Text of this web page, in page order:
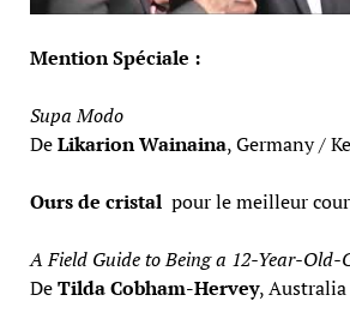
Mention Spéciale :
Supa Modo
DeLikarion Wainaina, Germany /
Ours de cristal pour le meilleur
A Field Guide to Being a 12-Year-Old-
DeTilda Cobham-Hervey, Australia